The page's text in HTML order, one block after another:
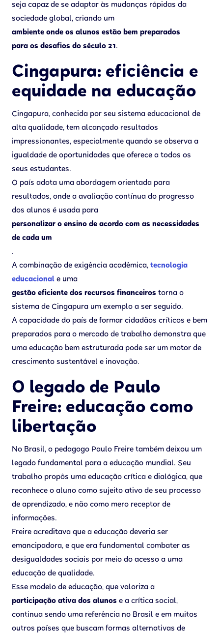
seja capaz de se adaptar às mudanças rápidas da
sociedade global, criando um
ambiente onde os alunos estão bem preparados
para os desafios do século 21.
Cingapura: eficiência e
equidade na educação
Cingapura, conhecida por seu sistema educacional de
alta qualidade, tem alcançado resultados
impressionantes, especialmente quando se observa a
igualdade de oportunidades que oferece a todos os
seus estudantes.
O país adota uma abordagem orientada para
resultados, onde a avaliação contínua do progresso
dos alunos é usada para
personalizar o ensino de acordo com as necessidades
de cada um
.
A combinação de exigência acadêmica, tecnologia
educacional e uma
gestão eficiente dos recursos financeiros torna o
sistema de Cingapura um exemplo a ser seguido.
A capacidade do país de formar cidadãos críticos e bem
preparados para o mercado de trabalho demonstra que
uma educação bem estruturada pode ser um motor de
crescimento sustentável e inovação.
O legado de Paulo
Freire: educação como
libertação
No Brasil, o pedagogo Paulo Freire também deixou um
legado fundamental para a educação mundial. Seu
trabalho propôs uma educação crítica e dialógica, que
reconhece o aluno como sujeito ativo de seu processo
de aprendizado, e não como mero receptor de
informações.
Freire acreditava que a educação deveria ser
emancipadora, e que era fundamental combater as
desigualdades sociais por meio do acesso a uma
educação de qualidade.
Esse modelo de educação, que valoriza a
participação ativa dos alunos e a crítica social,
continua sendo uma referência no Brasil e em muitos
outros países que buscam formas alternativas de